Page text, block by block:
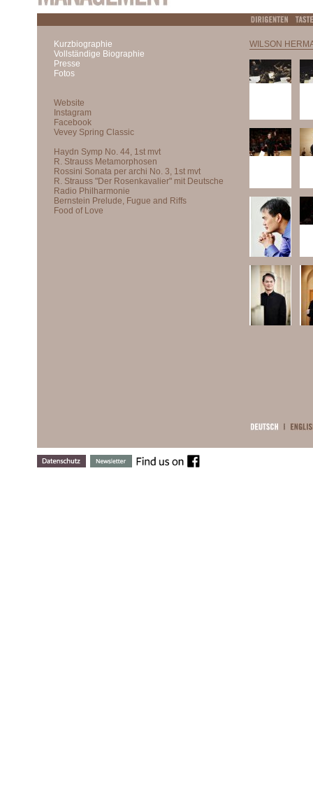
Kurzbiographie
Vollständige Biographie
Presse
Fotos
WILSON